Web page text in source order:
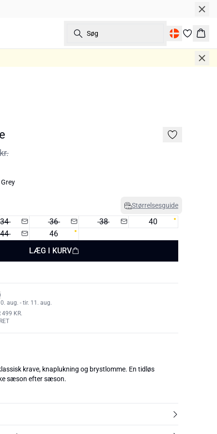
Søg
Kurv
Størrelsesguide
34 36 38
40
44
46
LÆG I KURV
aug. - tir. 11. aug.
499 KR.
krave, knaplukning og brystlomme. En tidløs
sæson efter sæson.